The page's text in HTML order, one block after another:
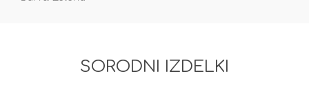
SORODNI IZDELKI